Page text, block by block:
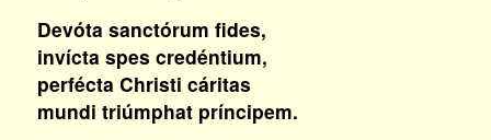
Devóta sanctórum fides,
invícta spes credéntium,
perfécta Christi cáritas
mundi triúmphat príncipem.